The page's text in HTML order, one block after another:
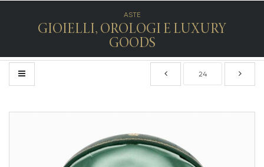
ASTE
GIOIELLI, OROLOGI E LUXURY
GOODS